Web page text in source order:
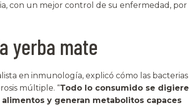
con un mejor control de su enfermedad, por
yerba mate
en inmunología, explicó cómo las bacterias
múltiple. “Todo lo consumido se digiere
y generan metabolitos capaces